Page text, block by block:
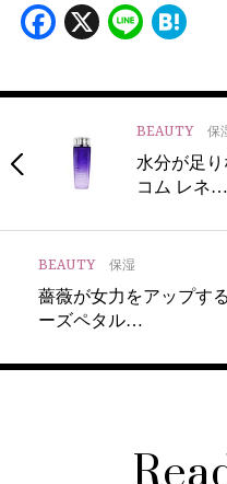
Facebook
X Line
BEAUTY 保
水分が足
コム レネ…
BEAUTY 保湿
薔薇が女力をアップす
ーズペタル…